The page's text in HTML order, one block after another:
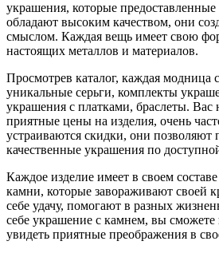
украшения, которые предоставленные
обладают высоким качеством, они
смыслом. Каждая вещь имеет свою
настоящих металлов и материалов.
Просмотрев каталог, каждая модница
уникальные серьги, комплекты
украшения с платками, браслеты.
приятные цены на изделия, очень
устраиваются скидки, они позволяют
качественные украшения по
Каждое изделие имеет в своем
камни, которые завораживают своей
себе удачу, помогают в разных
себе украшение с камнем, вы сможете
увидеть приятные преображения в